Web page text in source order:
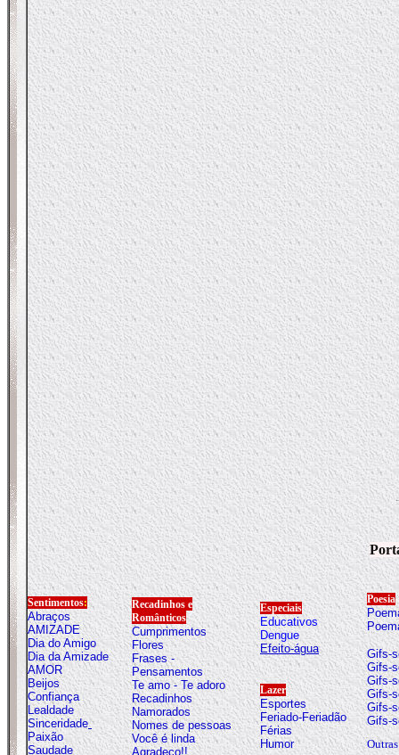
Sentimentos:
Abraços
AMIZADE
Dia do Amigo
Dia da Amizade
AMOR
Beijos
Confiança
Lealdade
Sinceridade
Paixão
Saudade
Recadinhos e
Românticos
Cumprimentos
Flores
Frases -
Pensamentos
Te amo - Te adoro
Recadinhos
Namorados
Nomes de pessoas
Você é linda
Agradeço!!
Especiais
Educativos
Dengue
Efeito-água
Lazer
Esportes
Feriado-Feriadão
Férias
Humor
Poesia
Gifs-
Gifs-
Gifs-
Gifs-
Gifs-
Gifs-